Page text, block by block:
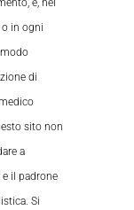
in ogni
di
sito non
a
il padrone
Si